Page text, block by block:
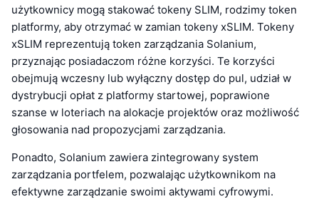
użytkownicy mogą stakować tokeny SLIM, rodzimy token
platformy, aby otrzymać w zamian tokeny xSLIM. Tokeny
xSLIM reprezentują token zarządzania Solanium,
przyznając posiadaczom różne korzyści. Te korzyści
obejmują wczesny lub wyłączny dostęp do pul, udział w
dystrybucji opłat z platformy startowej, poprawione
szanse w loteriach na alokacje projektów oraz możliwość
głosowania nad propozycjami zarządzania.
Ponadto, Solanium zawiera zintegrowany system
zarządzania portfelem, pozwalając użytkownikom na
efektywne zarządzanie swoimi aktywami cyfrowymi.